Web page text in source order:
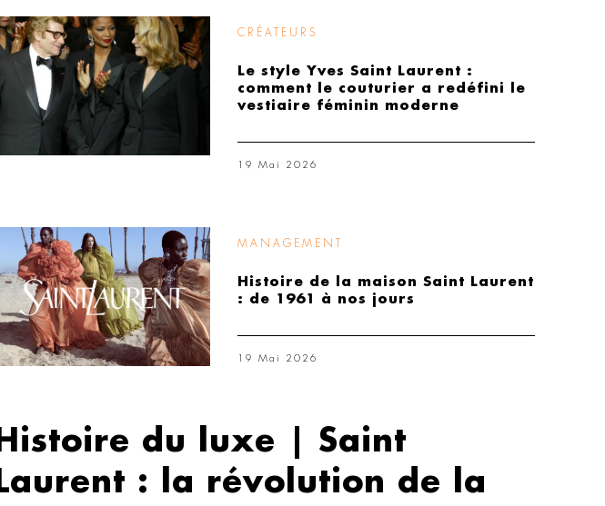
CRÉATEURS
Le style Yves Saint Laurent :
comment le couturier a redéfini le
vestiaire féminin moderne
19 Mai 2026
MANAGEMENT
Histoire de la maison Saint Laurent
: de 1961 à nos jours
19 Mai 2026
Histoire du luxe | Saint
Laurent : la révolution de la